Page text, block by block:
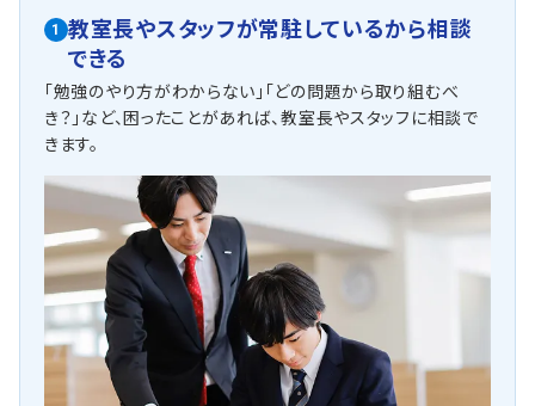
1
教室長やスタッフが常駐しているから相談
できる
「勉強のやり方がわからない」「どの問題から取り組むべ
き？」など、困ったことがあれば、教室長やスタッフに相談で
きます。